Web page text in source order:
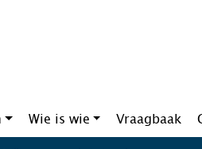
Wie is wie Vraagbaak